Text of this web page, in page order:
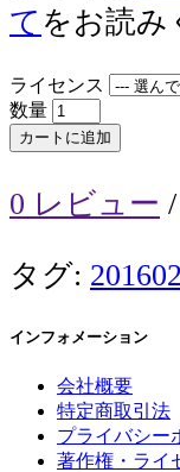
て をお読み
ライセンス
数量
カートに追加
0 レビュー /
タグ:
インフォメーション
会社概要
特定商取引法
プライバシー
著作権・ライ